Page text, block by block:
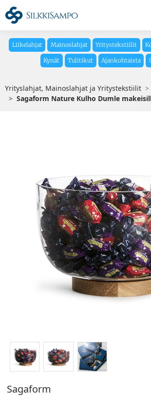
Liikelahjat Mainoslahjat Yritystekstiilit
Kynät Tulitikut Ajankohtaista
Yrityslahjat, Mainoslahjat ja Yritystekstiilit
Sagaform Nature Kulho Dumle
Sagaform